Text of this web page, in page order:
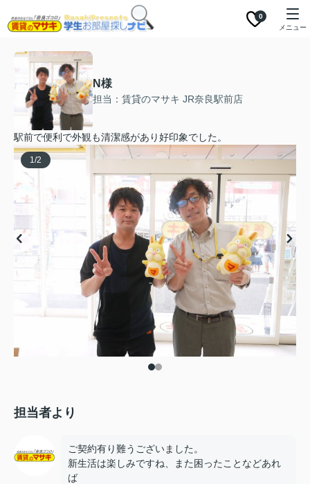
0
メニュー
N様
担当：賃貸のマサキ JR奈良駅前店
駅前で便利で外観も清潔感があり好印象でした。
1/2
担当者より
ご契約有り難うございました。
新生活は楽しみですね、また困ったことなどあれ
ば